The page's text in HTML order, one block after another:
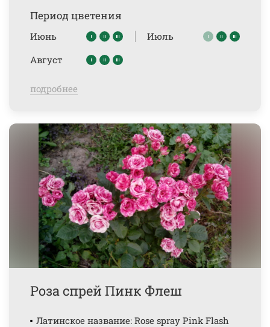
Период цветения
Июнь
Июль
Август
подробнее
Роза спрей Пинк Флеш
Латинское название: Rose spray Pink Flash